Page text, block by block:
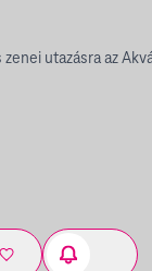
utazásra az